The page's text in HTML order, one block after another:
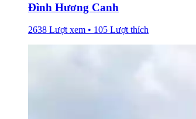
Đình Hương Canh
2638 Lượt xem • 105 Lượt thích